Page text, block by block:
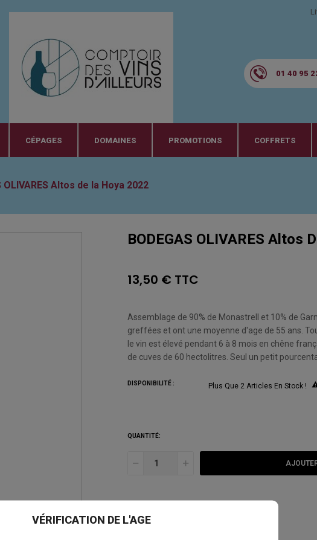
VÉRIFICATION DE L'AGE
01 40 95
CÉPAGES DOMAINES PROMOTIONS COFFRETS
OLIVARES Altos de la Hoya 2022
BODEGAS OLIVARES Altos
13,50 € TTC
Assemblage de 90% de Monastrell et 10% de
greffées et ont une moyenne d'age de 55 ans.
le vin est élevé pendant 6 à 8 mois en chêne
de cuves de 60 hectolitres. Seul un petit
DISPONIBILITÉ : Plus Que 2 Articles En Stock !
QUANTITÉ: